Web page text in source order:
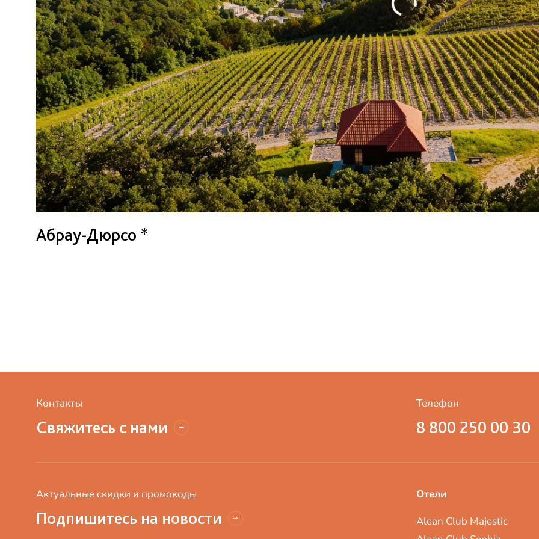
Абрау-Дюрсо *
Контакты
Свяжитесь с нами
Телефон
8 800 250 00 30
Актуальные скидки и промокоды
Подпишитесь на новости
Отели
Alean Club Majestic